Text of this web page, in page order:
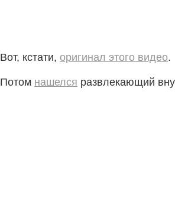
Вот, кстати, оригинал этого видео.
Потом нашелся развлекающий